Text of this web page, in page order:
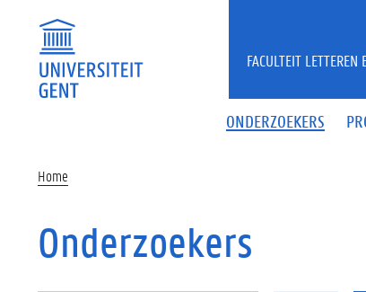
ONDERZOEKERS
FACULTEIT LETTEREN
Home
Onderzoekers